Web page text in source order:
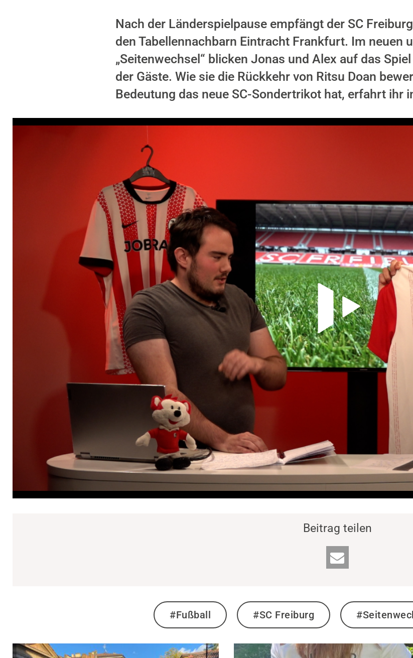
Nach der Länderspielpause empfängt der SC
den Tabellennachbarn Eintracht Frankfurt. Im neuen
„Seitenwechsel“ blicken Jonas und Alex auf das
der Gäste. Wie sie die Rückkehr von Ritsu Doan
Bedeutung das neue SC-Sondertrikot hat, erfahrt ihr
Video-Player überspringen
Beitrag teilen
#Fußball #SC Freiburg